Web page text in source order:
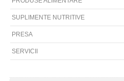
SUPLIMENTE NUTRITIVE
PRESA
SERVICII